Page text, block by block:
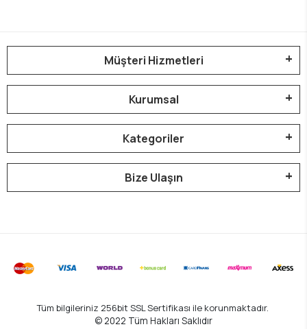
Müşteri Hizmetleri
Kurumsal
Kategoriler
Bize Ulaşın
Tüm bilgileriniz 256bit SSL Sertifikası ile korunmaktadır.
© 2022 Tüm Hakları Saklıdır